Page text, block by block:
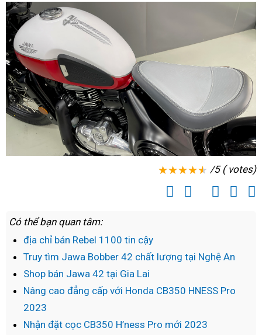
Định
ở
Định
Jawa
42
Định
của
/5 ( votes)
Có thể bạn quan tâm:
địa chỉ bán Rebel 1100 tin cậy
Truy tìm Jawa Bobber 42 chất lượng tại Nghệ An
Shop bán Jawa 42 tại Gia Lai
Nâng cao đẳng cấp với Honda CB350 HNESS Pro
2023
Nhận đặt cọc CB350 H’ness Pro mới 2023